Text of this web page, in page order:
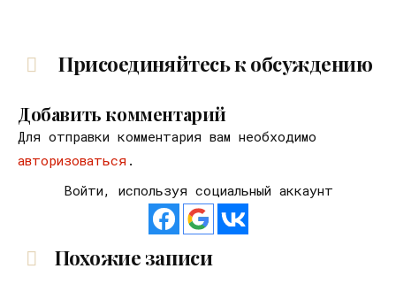
Присоединяйтесь к обсуждению
Добавить комментарий
Для отправки комментария вам необходимо
авторизоваться .
Войти, используя социальный аккаунт
Похожие записи